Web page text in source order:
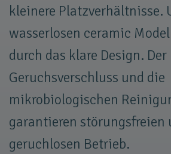
kleinere Platzverhältnisse.
wasserlosen ceramic
durch das klare Design.
Geruchsverschluss und die
mikrobiologischen
garantieren störungsfreien
geruchlosen Betrieb.